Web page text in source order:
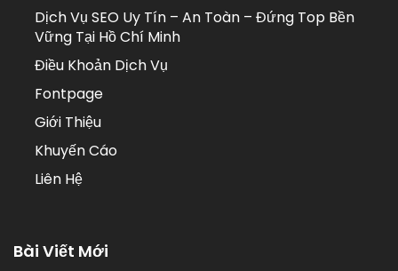
Dịch Vụ SEO Uy Tín – An Toàn – Đứng Top Bền
Vững Tại Hồ Chí Minh
Điều Khoản Dịch Vụ
Fontpage
Giới Thiệu
Khuyến Cáo
Liên Hệ
Bài Viết Mới